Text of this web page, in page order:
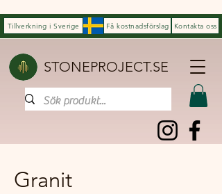
STONEPROJECT.SE
Tillverkning i Sverige Få kostnadsförslag Kontakta oss
Granit